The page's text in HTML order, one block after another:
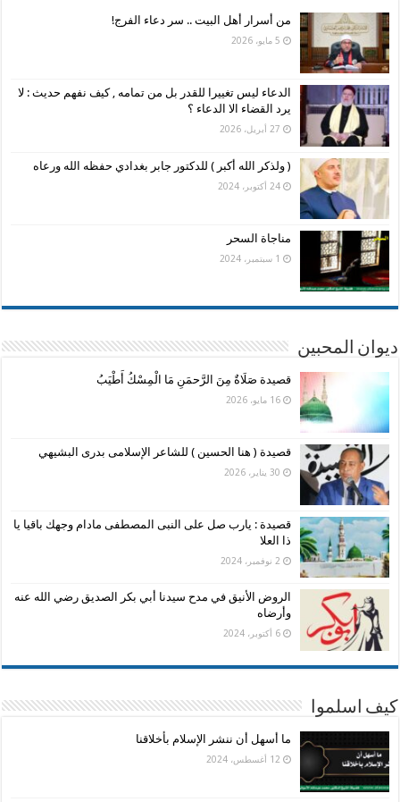
من أسرار أهل البيت .. سر دعاء الفرج!
5 مايو، 2026
الدعاء ليس تغييرا للقدر بل من تمامه , كيف نفهم حديث : لا
يرد القضاء الا الدعاء ؟
27 أبريل، 2026
( ولذكر الله أكبر ) للدكتور جابر بغدادي حفظه الله ورعاه
24 أكتوبر، 2024
مناجاة السحر
1 سبتمبر، 2024
ديوان المحبين
قصيدة صَلَاةٌ مِنَ الرَّحمَنِ مَا الْمِسْكُ أَطْيَبُ
16 مايو، 2026
قصيدة ( هنا الحسين ) للشاعر الإسلامى بدرى البشيهي
30 يناير، 2026
قصيدة : يارب صل على النبى المصطفى مادام وجهك باقيا يا
ذا العلا
2 نوفمبر، 2024
الروض الأنيق في مدح سيدنا أبي بكر الصديق رضي الله عنه
وأرضاه
6 أكتوبر، 2024
كيف اسلموا
ما أسهل أن ننشر الإسلام بأخلاقنا
12 أغسطس، 2024